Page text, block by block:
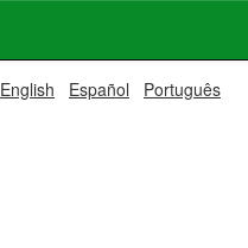
English Español Português